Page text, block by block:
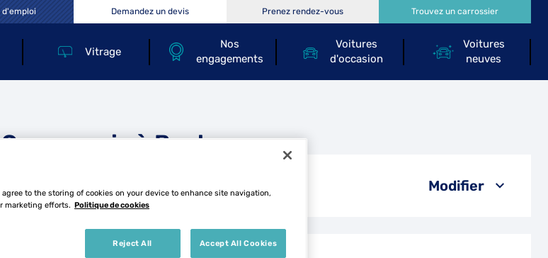
Vitrage
Nos
engagements
Voitures
d'occasion
Voitures
neuves
d'emploi Demandez un devis Prenez rendez-vous Trouvez un carrossier
à Baulon
Modifier
agree to the storing of cookies on your device to enhance site navigation,
marketing efforts. Politique de cookies
Reject All Accept All Cookies